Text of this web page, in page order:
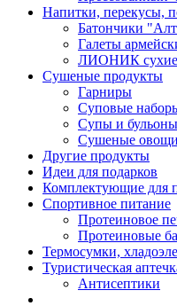
Напитки, перекусы,
Батончики
Галеты
ЛИОНИК сухие
Сушеные продукты
Гарниры
Суповые
Супы и бульоны
Сушеные
Другие продукты
Идеи для подарков
Комплектующие для
Спортивное питание
Протеиновое
Протеиновые
Термосумки,
Туристическая
Антисептики